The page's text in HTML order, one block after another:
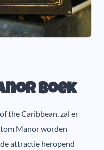
boek
the Caribbean, zal er
Manor worden
attractie heropend